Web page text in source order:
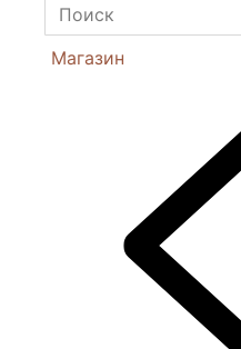
Магазин